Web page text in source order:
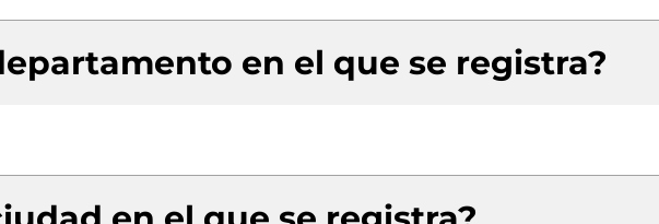
en el que se registra?